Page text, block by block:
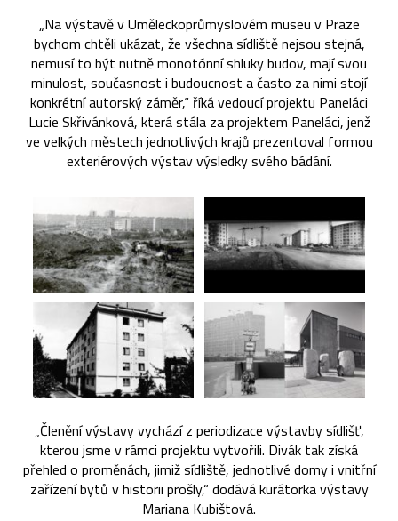
„Na výstavě v Uměleckoprůmyslovém museu v Praze
bychom chtěli ukázat, že všechna sídliště nejsou stejná,
nemusí to být nutně monotónní shluky budov, mají svou
minulost, současnost i budoucnost a často za nimi stojí
konkrétní autorský záměr,“ říká vedoucí projektu Paneláci
Lucie Skřivánková, která stála za projektem Paneláci, jenž
ve velkých městech jednotlivých krajů prezentoval formou
exteriérových výstav výsledky svého bádání.
„Členění výstavy vychází z periodizace výstavby sídlišť,
kterou jsme v rámci projektu vytvořili. Divák tak získá
přehled o proměnách, jimiž sídliště, jednotlivé domy i vnitřní
zařízení bytů v historii prošly,“ dodává kurátorka výstavy
Mariana Kubištová.